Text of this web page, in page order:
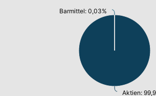
Aktien:
Barmittel: 0,03%